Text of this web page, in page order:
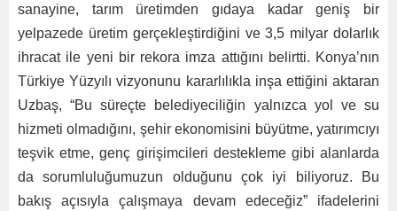
sanayine, tarım üretimden gıdaya kadar geniş bir
yelpazede üretim gerçekleştirdiğini ve 3,5 milyar dolarlık
ihracat ile yeni bir rekora imza attığını belirtti. Konya’nın
Türkiye Yüzyılı vizyonunu kararlılıkla inşa ettiğini aktaran
Uzbaş, “Bu süreçte belediyeciliğin yalnızca yol ve su
hizmeti olmadığını, şehir ekonomisini büyütme, yatırımcıyı
teşvik etme, genç girişimcileri destekleme gibi alanlarda
da sorumluluğumuzun olduğunu çok iyi biliyoruz. Bu
bakış açısıyla çalışmaya devam edeceğiz” ifadelerini